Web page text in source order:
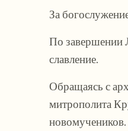
За
По завершении
славление.
Обращаясь с
митрополита
новомучеников.